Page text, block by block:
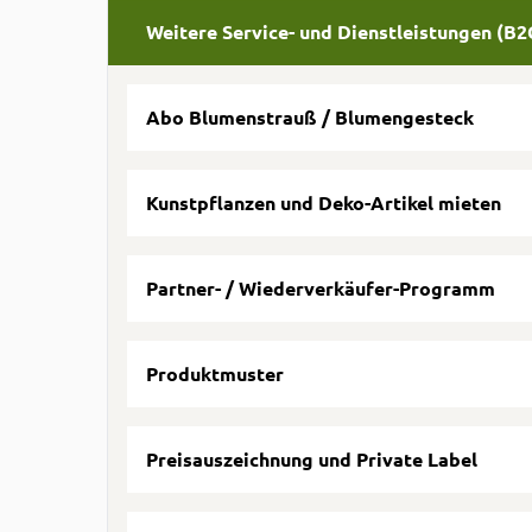
Weitere Service- und Dienstleistungen
Abo Blumenstrauß / Blumengesteck
Kunstpflanzen und Deko-Artikel mieten
Partner- / Wiederverkäufer-Programm
Produktmuster
Preisauszeichnung und Private Label